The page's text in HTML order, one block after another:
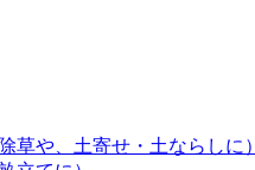
草や、土寄せ・土ならしに）